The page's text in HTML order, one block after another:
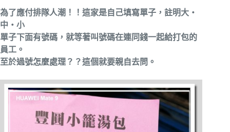
為了應付排隊人潮！！這家是自己填寫單子，註明大‧
中‧小
單子下面有號碼，就等著叫號碼在連同錢一起給打包的
員工。
至於過號怎麼處理？？這個就要親自去問。